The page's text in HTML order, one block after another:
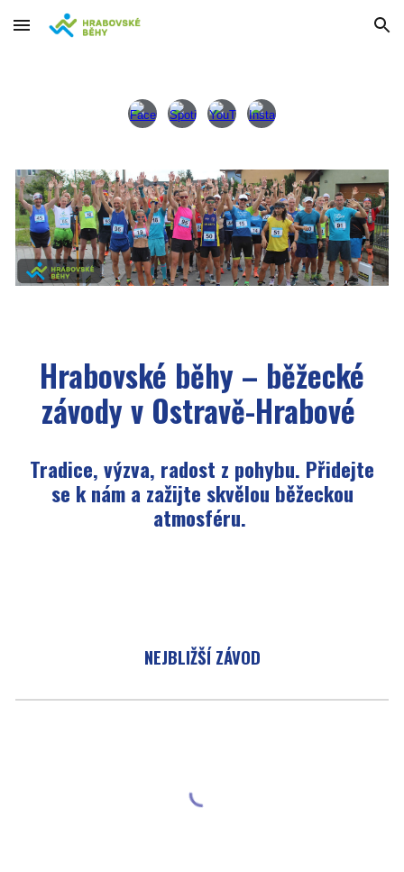
Skip to main content Skip to navigation
Hrabovské běhy – běžecké
závody v Ostravě-Hrabové
Tradice, výzva, radost z pohybu. Přidejte
se k nám a zažijte skvělou běžeckou
atmosféru.
NEJBLIŽŠÍ ZÁVOD